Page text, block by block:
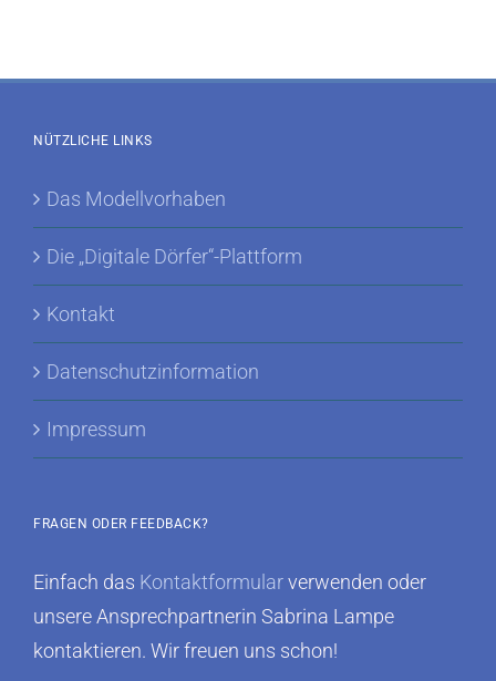
NÜTZLICHE LINKS
Das Modellvorhaben
Die „Digitale Dörfer“-Plattform
Kontakt
Datenschutzinformation
Impressum
FRAGEN ODER FEEDBACK?
Einfach das Kontaktformularverwenden oder
unsere Ansprechpartnerin Sabrina Lampe
kontaktieren. Wir freuen uns schon!